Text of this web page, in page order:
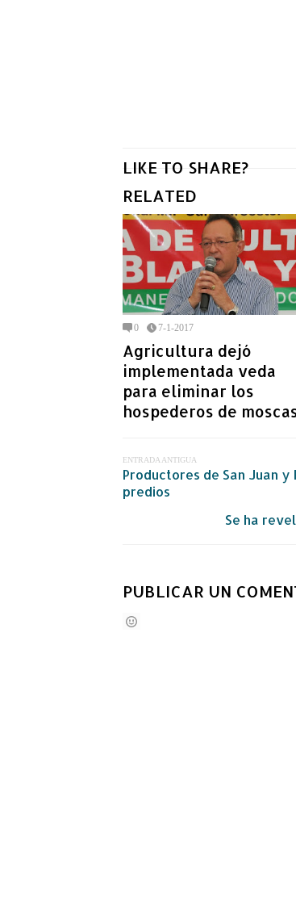
LIKE TO SHARE?
RELATED
0 7-1-2017
Agricultura dejó
implementada veda
para eliminar los
hospederos de
ENTRADA ANTIGUA
Productores de San Juan
predios
Se ha
PUBLICAR UN